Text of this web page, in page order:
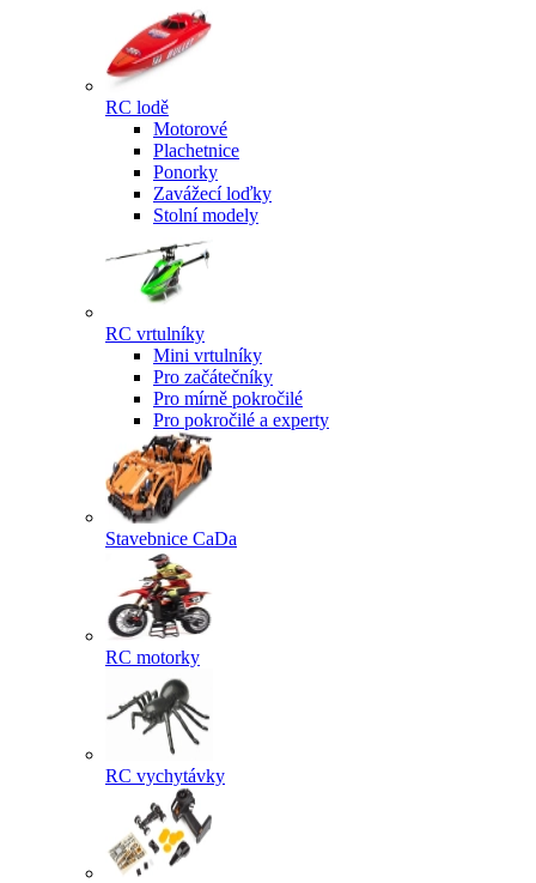
RC lodě
Motorové
Plachetnice
Ponorky
Zavážecí loďky
Stolní modely
RC vrtulníky
Mini vrtulníky
Pro začátečníky
Pro mírně pokročilé
Pro pokročilé a experty
Stavebnice CaDa
RC motorky
RC vychytávky